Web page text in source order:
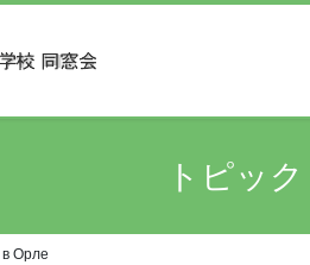
Facebook
Instagram
トピック
в Орле